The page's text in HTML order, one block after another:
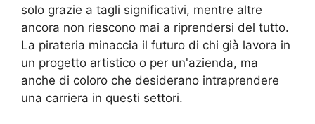
solo grazie a tagli significativi, mentre altre
ancora non riescono mai a riprendersi del tutto.
La pirateria minaccia il futuro di chi già lavora in
un progetto artistico o per un'azienda, ma
anche di coloro che desiderano intraprendere
una carriera in questi settori.